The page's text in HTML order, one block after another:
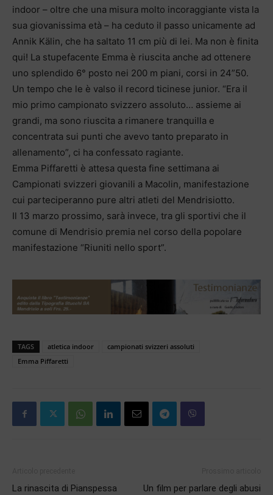
indoor – oltre che una misura molto incoraggiante vista la
sua giovanissima età – ha ceduto il passo unicamente ad
Annik Kälin, che ha saltato 11 cm più di lei. Ma non è finita
qui! La stupefacente Emma è riuscita anche ad ottenere
uno splendido 6° posto nei 200 m piani, corsi in 24”50.
Un tempo che le è valso il record ticinese junior. “Era il
mio primo campionato svizzero assoluto… assieme ai
grandi, ma sono riuscita a rimanere tranquilla e
concentrata sui punti che avevo tanto preparato in
allenamento”, ci ha confessato ragiante.
Emma Piffaretti è attesa questa fine settimana ai
Campionati svizzeri giovanili a Macolin, manifestazione
cui parteciperanno pure altri atleti del Mendrisiotto.
Il 13 marzo prossimo, sarà invece, tra gli sportivi che il
comune di Mendrisio premia nel corso della popolare
manifestazione “Riuniti nello sport”.
TAGS atletica indoor
campionati svizzeri assoluti
Emma Piffaretti
La rinascita di Pianspessa
Un film per parlare degli abusi